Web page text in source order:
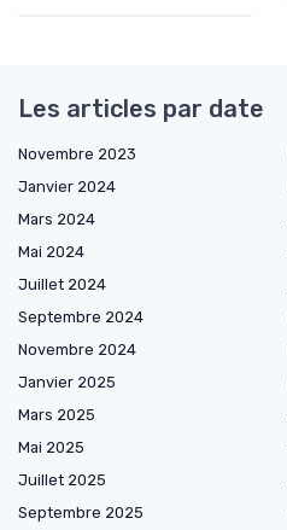
Les articles par date
Novembre 2023
Janvier 2024
Mars 2024
Mai 2024
Juillet 2024
Septembre 2024
Novembre 2024
Janvier 2025
Mars 2025
Mai 2025
Juillet 2025
Septembre 2025